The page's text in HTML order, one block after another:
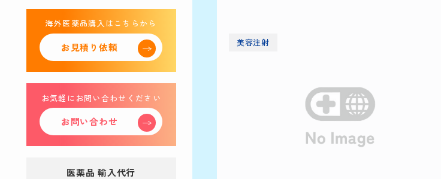
海外医薬品購入はこちらから
お見積り依頼
お気軽にお問い合わせください
お問い合わせ
医薬品 輸入代行
美容注射